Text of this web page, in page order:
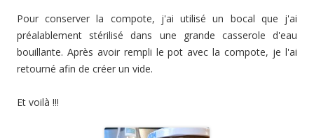
Pour conserver la compote, j'ai utilisé un bocal que j'ai
préalablement stérilisé dans une grande casserole d'eau
bouillante. Après avoir rempli le pot avec la compote, je l'ai
retourné afin de créer un vide.
Et voilà !!!